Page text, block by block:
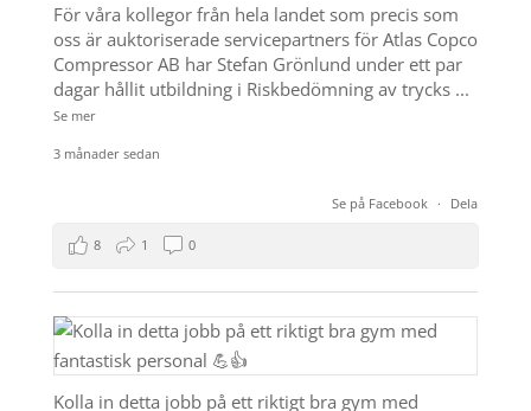
För våra kollegor från hela landet som precis som
oss är auktoriserade servicepartners för Atlas Copco
Compressor AB har Stefan Grönlund under ett par
dagar hållit utbildning i Riskbedömning av trycks ...
Se mer
3 månader sedan
Se på Facebook · Dela
8 1 0
Kolla in detta jobb på ett riktigt bra gym med